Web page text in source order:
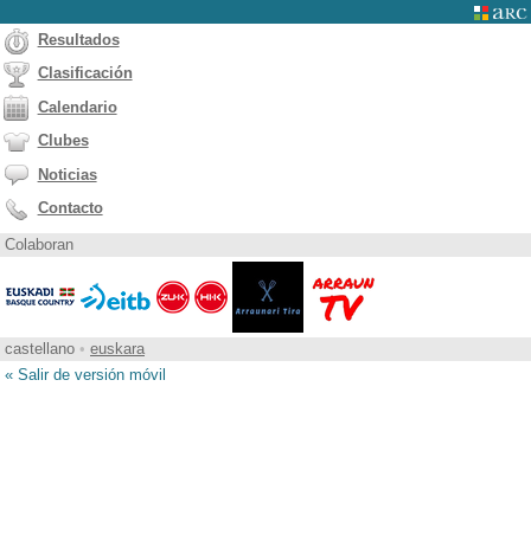
Resultados
Clasificación
Calendario
Clubes
Noticias
Contacto
Colaboran
castellano • euskara
« Salir de versión móvil